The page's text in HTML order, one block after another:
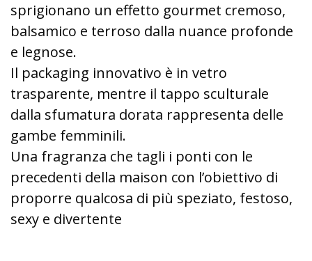
sprigionano un effetto gourmet cremoso,
balsamico e terroso dalla nuance profonde
e legnose.
Il packaging innovativo è in vetro
trasparente, mentre il tappo sculturale
dalla sfumatura dorata rappresenta delle
gambe femminili.
Una fragranza che tagli i ponti con le
precedenti della maison con l’obiettivo di
proporre qualcosa di più speziato, festoso,
sexy e divertente